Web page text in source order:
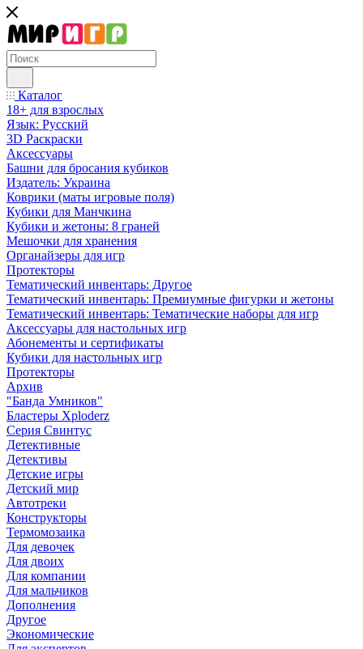
Каталог
18+ для взрослых
Язык: Русский
3D Раскраски
Аксессуары
Башни для бросания кубиков
Издатель: Украина
Коврики (маты игровые поля)
Кубики для Манчкина
Кубики и жетоны: 8 граней
Мешочки для хранения
Органайзеры для игр
Протекторы
Тематический инвентарь: Другое
Тематический инвентарь: Премиумные фигурки и жетоны
Тематический инвентарь: Тематические наборы для игр
Аксессуары для настольных игр
Абонементы и сертификаты
Кубики для настольных игр
Протекторы
Архив
"Банда Умников"
Бластеры Xploderz
Cерия Свинтус
Детективные
Детективы
Детские игры
Детский мир
Автотреки
Конструкторы
Термомозаика
Для девочек
Для двоих
Для компании
Для мальчиков
Дополнения
Другое
Экономические